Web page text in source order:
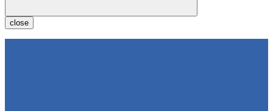
close